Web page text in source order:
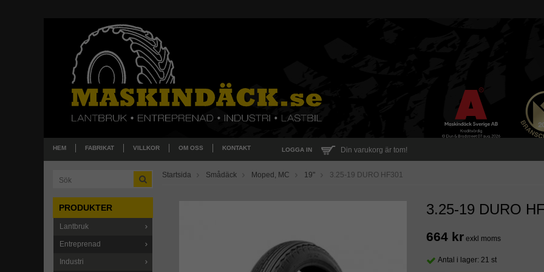
HEM FABRIKAT VILLKOR OM OSS KONTAKT LOGGA IN Din varukorg är tom!
PRODUKTER
Lantbruk
Entreprenad
Industri
Startsida Smådäck Moped, MC 19" 3.25-19 DURO HF301
3.25-19 DURO
664 kr exkl moms
Antal i lager: 21 st